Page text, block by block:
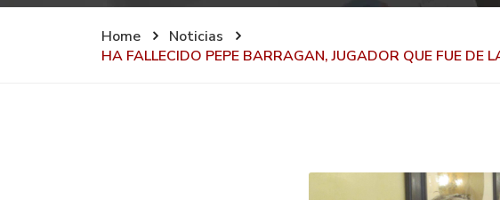
Home
Noticias
HA FALLECIDO PEPE BARRAGAN, JUGADOR QUE FUE DE